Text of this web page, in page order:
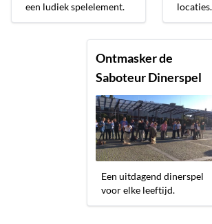
een ludiek spelelement.
locaties.
Ontmasker de
Saboteur Dinerspel
Een uitdagend dinerspel
voor elke leeftijd.